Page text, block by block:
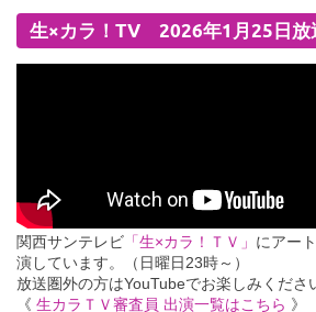
生×カラ！TV 2026年1月25日放
関西サンテレビ 「生×カラ！ＴＶ」 にアー
演しています。（日曜日23時～）
放送圏外の方はYouTubeでお楽しみくださ
《 生カラＴＶ審査員 出演一覧はこちら 》